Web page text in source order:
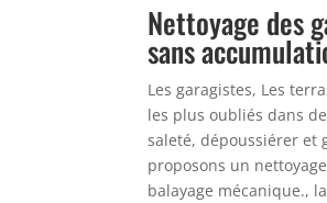
Nettoyage des
sans
Les garagistes, Les
les plus oubliés dans
saleté, dépoussiérer
proposons un
balayage mécanique.,